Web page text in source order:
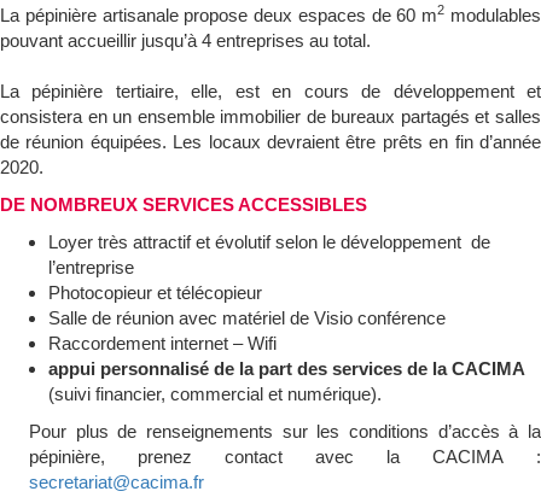
La pépinière artisanale propose deux espaces de 60 m2 modulables
pouvant accueillir jusqu’à 4 entreprises au total.
La pépinière tertiaire, elle, est en cours de développement et
consistera en un ensemble immobilier de bureaux partagés et salles
de réunion équipées. Les locaux devraient être prêts en fin d’année
2020.
DE NOMBREUX SERVICES ACCESSIBLES
Loyer très attractif et évolutif selon le développement de
l’entreprise
Photocopieur et télécopieur
Salle de réunion avec matériel de Visio conférence
Raccordement internet – Wifi
appui personnalisé de la part des services de la CACIMA
(suivi financier, commercial et numérique).
Pour plus de renseignements sur les conditions d’accès à la
pépinière, prenez contact avec la CACIMA :
secretariat@cacima.fr